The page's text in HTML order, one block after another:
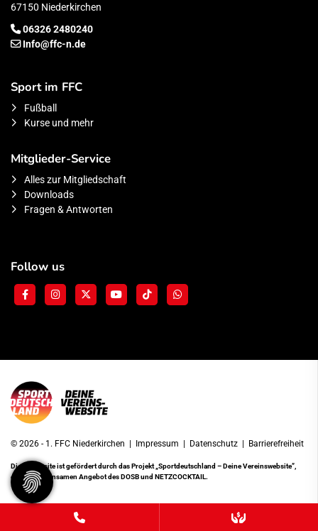
67150 Niederkirchen
06326 2480240
Info@ffc-n.de
Sport im FFC
Fußball
Kurse und mehr
Mitglieder-Service
Alles zur Mitgliedschaft
Downloads
Fragen & Antworten
Follow us
© 2026 - 1. FFC Niederkirchen | Impressum Datenschutz Barrierefreiheit
Diese Website ist gefördert durch das Projekt„Sportdeutschland – Deine Vereinswebsite”,
einem gemeinsamen Angebot des DOSB und NETZCOCKTAIL.